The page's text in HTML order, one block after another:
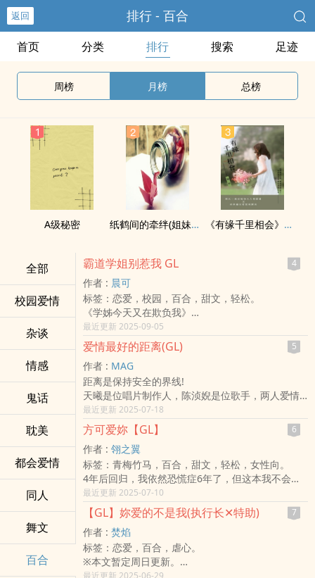
返回 排行 - 百合
首页 分类 排行 搜索 足迹
周榜 月榜 总榜
A级秘密 纸鹤间的牵绊(姐妹文 GL) 《有缘千里相会》（GL）
全部
校园爱情
杂谈
情感
鬼话
耽美
都会爱情
同人
舞文
百合
霸道学姐别惹我 GL 4
作者 : 晨可
标签：恋爱，校园，百合，甜文，轻松。
《学姊今天又在欺负我》
『她只是帮室友递封情书，怎么突然多了一个学姊
当天灾？』/(ㄒoㄒ)/~~
苏以晴十八岁～
从小爸妈不在，被舅舅舅妈养大。
听起来像不错对吧？
错，她过的根本是免费女佣人生。
唯一争气的，就是考上了大学，
她打算靠奖学金念书、靠打工过生活。
人生目标简单：毕业、存钱、离苦海。
结果呢？╮(╯▽╰)╭
《一封情书，换来一身腥，人生秒变『延禧攻略』
番外篇。》
情书是室友写的，暧昧却扣她头上，最惨的是…
还被传说中气场大到蚊子经过都自燃的唐絮凝学姐
盯上～━((*′д｀)爻(′д｀*))━!!!!
本来是代跑，怎么变代罪羔羊了？？？
呃…现在连帮人传情都得买旅平险了是不是？
唐絮凝是谁？
最近更新 2025-09-05
爱情最好的距离(GL) 5
作者 : MAG
距离是保持安全的界线!
天曦是位唱片制作人，陈浈婗是位歌手，两人爱情
的距离该怎样拿捏?
这故事之前在其他网站连载过，因为某些原故暂停
在 x网 发稿，又怕文章遗失所以改登在此，若有读
过拙作请勿意外。另外，某些段落有些小修改但并
不影响原文，只是为了使文字更精确罢了。
最近更新 2025-07-18
方可爱妳【GL】 6
作者 : 翎之翼
标签：青梅竹马，百合，甜文，轻松，女性向。
4年后回归，我依然恐慌症6年了，但这本我不会
弃。
嘘，还记得吗？
妳说过，要一起快乐。
单恋20年的杨懿丹为了初恋回国，知晓初恋的伤
痛，陪伴、照顾，为得只是她最初那般灿烂的微
笑。
最近更新 2025-07-10
【GL】妳爱的不是我(执行长✕特助) 7
作者 : 焚焰
标签：恋爱，百合，虐心。
※本文暂定周日更新。
最近更新 2025-06-29